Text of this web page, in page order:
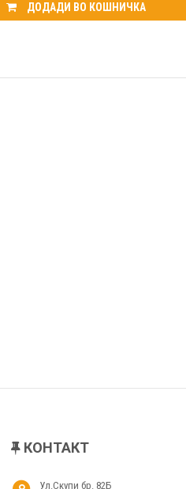
ДОДАДИ ВО КОШНИЧКА
КОНТАКТ
Ул.Скупи бр. 82Б